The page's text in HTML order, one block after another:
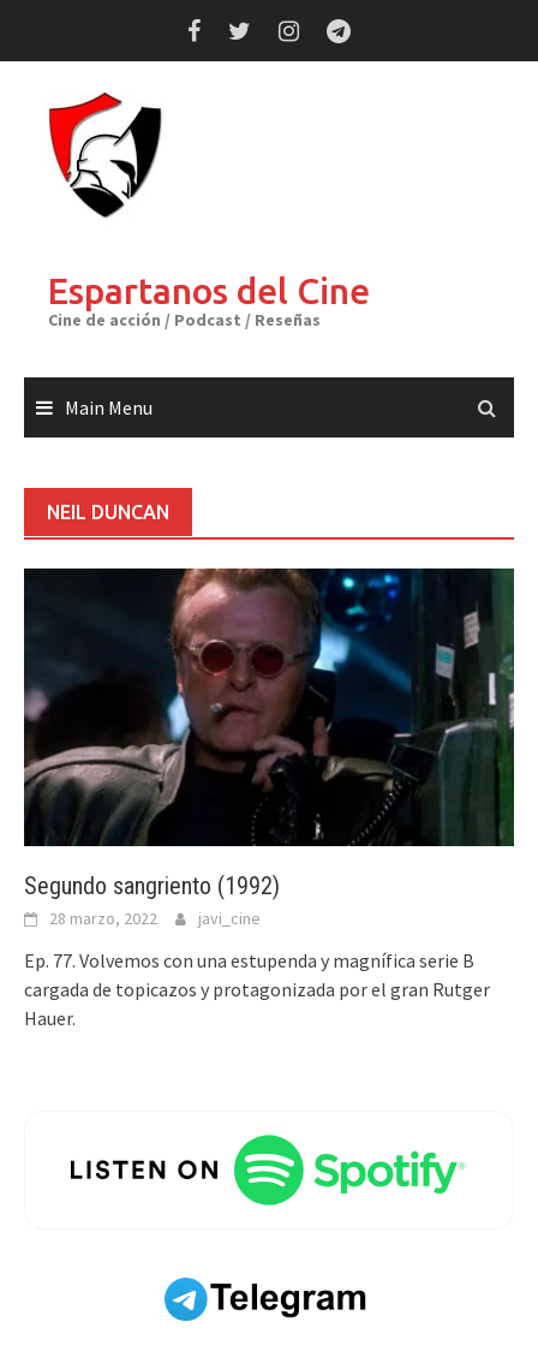
Espartanos del Cine
Cine de acción / Podcast / Reseñas
Main Menu
NEIL DUNCAN
Segundo sangriento (1992)
28 marzo, 2022 javi_cine
Ep. 77. Volvemos con una estupenda y magnífica serie B
cargada de topicazos y protagonizada por el gran Rutger
Hauer.